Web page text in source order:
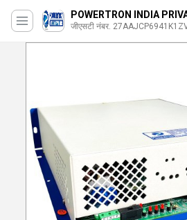
POWERTRON INDIA
जीएसटी नंबर.